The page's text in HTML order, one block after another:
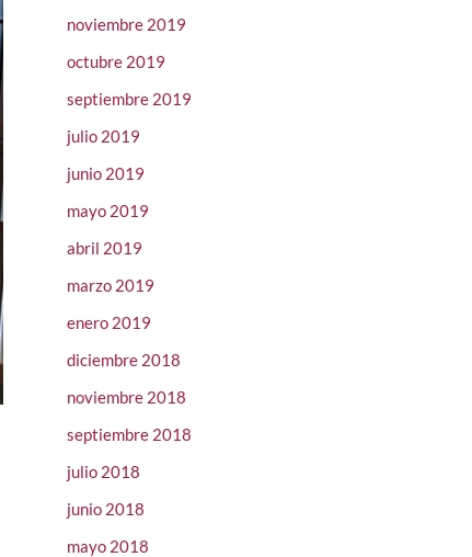
noviembre 2019
octubre 2019
septiembre 2019
julio 2019
junio 2019
mayo 2019
abril 2019
marzo 2019
enero 2019
diciembre 2018
noviembre 2018
septiembre 2018
julio 2018
junio 2018
mayo 2018